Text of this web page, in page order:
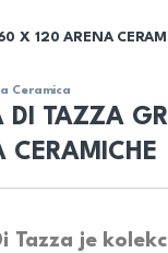
X 120 ARENA
Ceramica
DI TAZZA
CERAMICHE
Tazza je